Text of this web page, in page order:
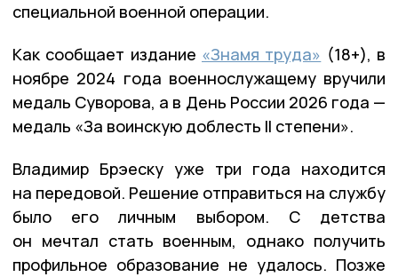
специальной военной операции.
Как сообщает издание «Знамя труда» (18+), в
ноябре 2024 года военнослужащему вручили
медаль Суворова, а в День России 2026 года —
медаль «За воинскую доблесть II степени».
Владимир Брэеску уже три года находится
на передовой. Решение отправиться на службу
было его личным выбором. С детства
он мечтал стать военным, однако получить
профильное образование не удалось. Позже